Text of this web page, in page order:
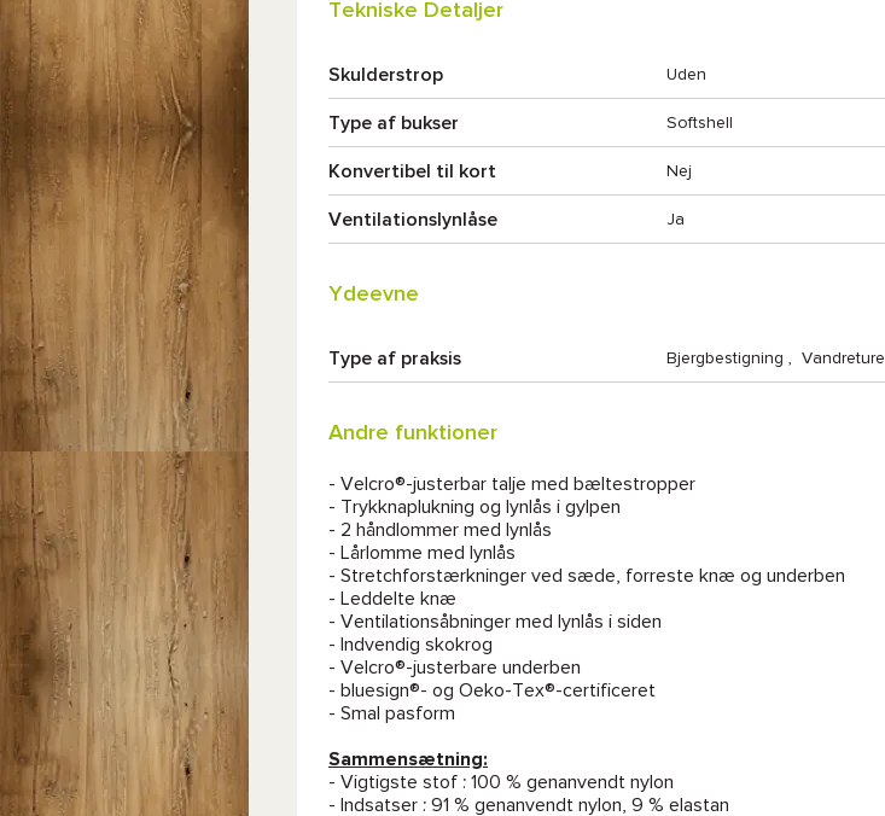
Tekniske Detaljer
Skulderstrop Uden
Type af bukser Softshell
Konvertibel til kort Nej
Ventilationslynlåse Ja
Ydeevne
Type af praksis Bjergbestigning Vandreture
Andre funktioner
- Velcro®-justerbar talje med bæltestropper
- Trykknaplukning og lynlås i gylpen
- 2 håndlommer med lynlås
- Lårlomme med lynlås
- Stretchforstærkninger ved sæde, forreste knæ og underben
- Leddelte knæ
- Ventilationsåbninger med lynlås i siden
- Indvendig skokrog
- Velcro®-justerbare underben
- bluesign®- og Oeko-Tex®-certificeret
- Smal pasform
Sammensætning:
- Vigtigste stof : 100 % genanvendt nylon
- Indsatser : 91 % genanvendt nylon, 9 % elastan